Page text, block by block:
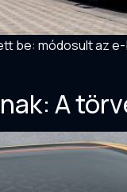
be: módosult az
A